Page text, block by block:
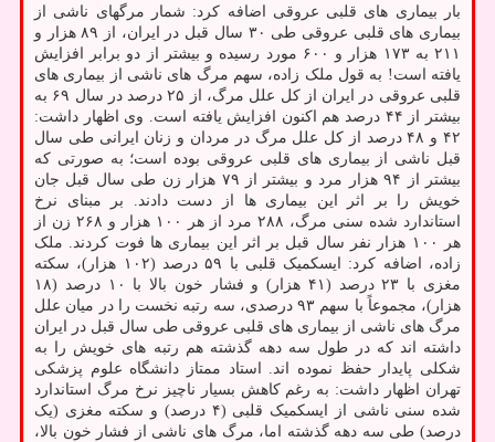
بار بیماری های قلبی عروقی اضافه کرد: شمار مرگهای ناشی از
بیماری های قلبی عروقی طی ۳۰ سال قبل در ایران، از ۸۹ هزار و
۲۱۱ به ۱۷۳ هزار و ۶۰۰ مورد رسیده و بیشتر از دو برابر افزایش
یافته است! به قول ملک زاده، سهم مرگ های ناشی از بیماری های
قلبی عروقی در ایران از کل علل مرگ، از ۲۵ درصد در سال ۶۹ به
بیشتر از ۴۴ درصد هم اکنون افزایش یافته است. وی اظهار داشت:
۴۲ و ۴۸ درصد از کل علل مرگ در مردان و زنان ایرانی طی سال
قبل ناشی از بیماری های قلبی عروقی بوده است؛ به صورتی که
بیشتر از ۹۴ هزار مرد و بیشتر از ۷۹ هزار زن طی سال قبل جان
خویش را بر اثر این بیماری ها از دست دادند. بر مبنای نرخ
استاندارد شده سنی مرگ، ۲۸۸ مرد از هر ۱۰۰ هزار و ۲۶۸ زن از
هر ۱۰۰ هزار نفر سال قبل بر اثر این بیماری ها فوت کردند. ملک
زاده، اضافه کرد: ایسکمیک قلبی با ۵۹ درصد (۱۰۲ هزار)، سکته
مغزی با ۲۳ درصد (۴۱ هزار) و فشار خون بالا با ۱۰ درصد (۱۸
هزار)، مجموعاً با سهم ۹۳ درصدی، سه رتبه نخست را در میان علل
مرگ های ناشی از بیماری های قلبی عروقی طی سال قبل در ایران
داشته اند که در طول سه دهه گذشته هم رتبه های خویش را به
شکلی پایدار حفظ نموده اند. استاد ممتاز دانشگاه علوم پزشکی
تهران اظهار داشت: به رغم کاهش بسیار ناچیز نرخ مرگ استاندارد
شده سنی ناشی از ایسکمیک قلبی (۴ درصد) و سکته مغزی (یک
درصد) طی سه دهه گذشته اما، مرگ های ناشی از فشار خون بالا،